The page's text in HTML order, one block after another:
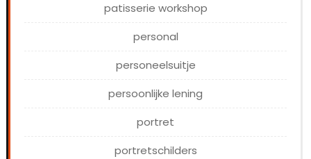
patisserie workshop
personal
personeelsuitje
persoonlijke lening
portret
portretschilders